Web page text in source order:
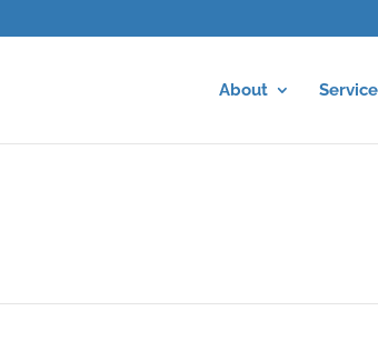
About